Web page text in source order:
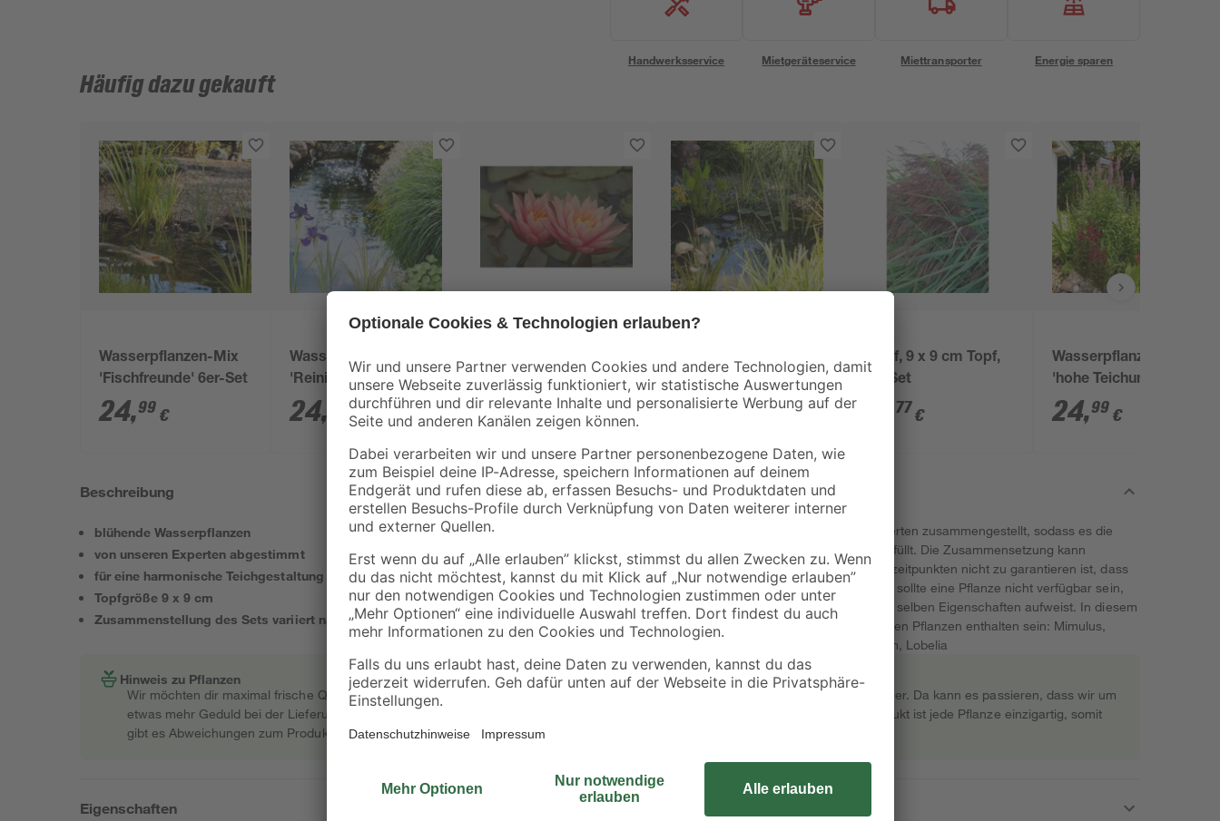
Handwerksservice Mietgeräteservice Miettransporter Energie sparen
Häufig dazu gekauft
Wasserpflanzen-Mix
'Fischfreunde' 6er-Set
24,99 €
Wasserpflanzen-Mix
'Reinigungspflanzen'
6er-Set
24, €
Seerose 'Aurora'
11x11 cm Topf
14,99€
Wasserpflanzen-Mix
'Naturteich' 6er-Set
24,99
Schilf, 9 x 9 cm Topf,
3er-Set
77€
Wasserpflanzen-Mix
'hohe Teichumrander'
6er-Set
24,99 €
Beschreibung
blühende Wasserpflanzen
von unseren Experten abgestimmt
für eine harmonische Teichgestaltung
Topfgröße 9 x 9 cm
Zusammenstellung des Sets variiert nach Verfügbarkeit
Dieses Teichpflanzen-Set wird von unseren Experten zusammengestellt, sodass es die
passenden Kriterien für deine Teichgestaltung erfüllt. Die Zusammensetzung kann
variieren, da zu unterschiedlichen Auslieferungszeitpunkten nicht zu garantieren ist, dass
alle Pflanzen verfügbar sind. Doch keine Sorge - sollte eine Pflanze nicht verfügbar sein,
wird sie durch eine gleichwertige ersetzt, die die selben Eigenschaften aufweist. In diesem
Set kann zum Beispiel eine Auswahl aus folgenden Pflanzen enthalten sein: Mimulus,
Myosotis, Lychnis, Achillea, Ranunculus, Lythrum, Lobelia
Hinweis zu Pflanzen
Wir möchten dir maximal frische Qualität garantieren. Deswegen ordern wir deine Pflanze erst nach der Bestellung direkt beim Gärtner. Da kann es passieren, dass wir um
etwas mehr Geduld bei der Lieferung bitten müssen. So kannst du dich über eine frische und gesunde Pflanze freuen! Als Naturprodukt ist jede Pflanze einzigartig, somit
gibt es Abweichungen zum Produktfoto.
Eigenschaften